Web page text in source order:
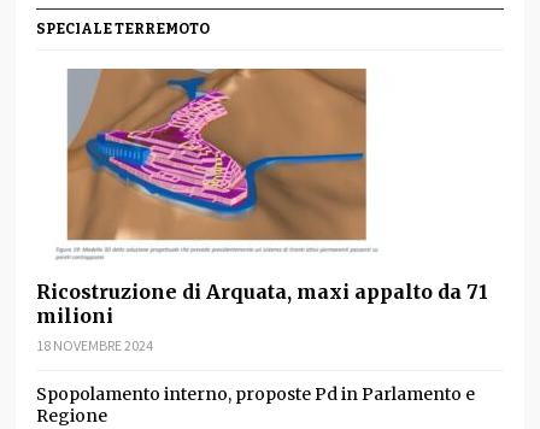
SPECIALE TERREMOTO
Ricostruzione di Arquata, maxi appalto da 71
milioni
18 NOVEMBRE 2024
Spopolamento interno, proposte Pd in Parlamento e
Regione